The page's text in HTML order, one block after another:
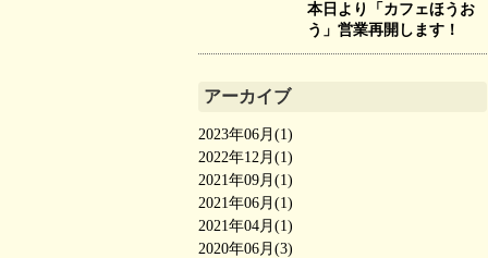
本日より「カフェほうお
う」営業再開します！
アーカイブ
2023年06月(1)
2022年12月(1)
2021年09月(1)
2021年06月(1)
2021年04月(1)
2020年06月(3)